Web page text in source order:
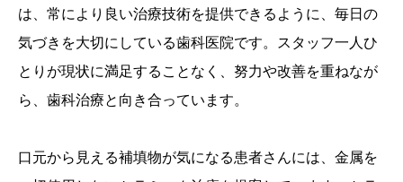
は、常により良い治療技術を提供できるように、毎日の
気づきを大切にしている歯科医院です。スタッフ一人ひ
とりが現状に満足することなく、努力や改善を重ねなが
ら、歯科治療と向き合っています。
口元から見える補填物が気になる患者さんには、金属を